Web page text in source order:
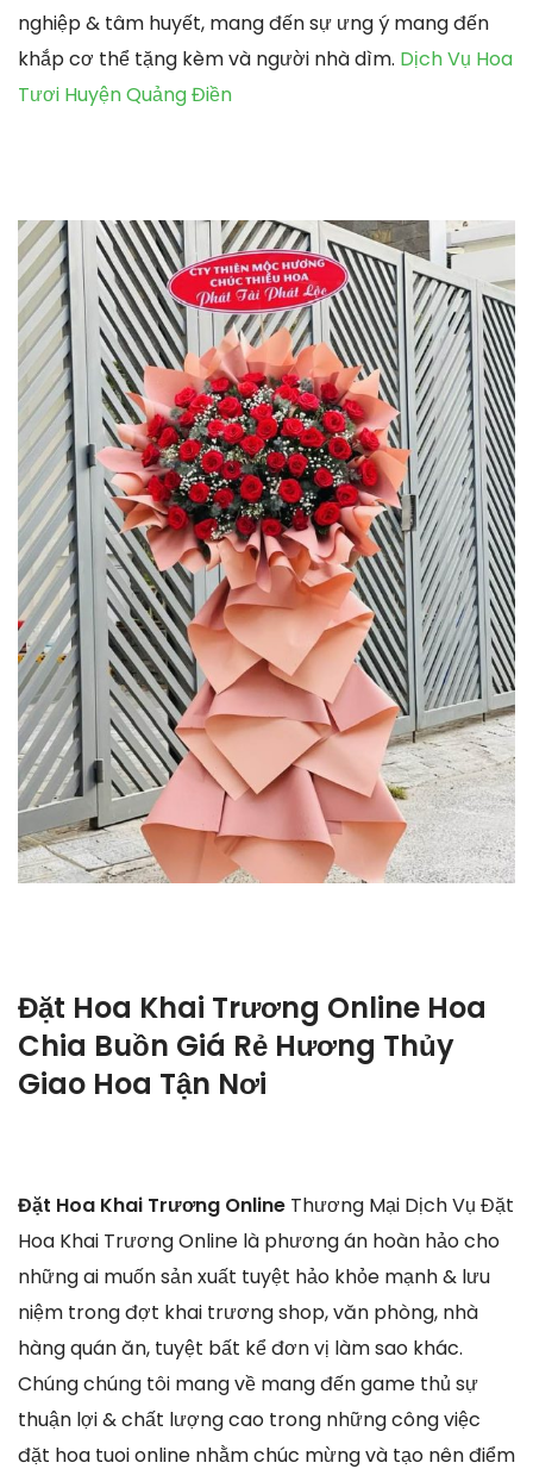
nghiệp & tâm huyết, mang đến sự ưng ý mang đến
khắp cơ thể tặng kèm và người nhà dìm. Dịch Vụ Hoa
Tươi Huyện Quảng Điền
Đặt Hoa Khai Trương Online Hoa
Chia Buồn Giá Rẻ Hương Thủy
Giao Hoa Tận Nơi
Đặt Hoa Khai Trương Online Thương Mại Dịch Vụ Đặt
Hoa Khai Trương Online là phương án hoàn hảo cho
những ai muốn sản xuất tuyệt hảo khỏe mạnh & lưu
niệm trong đợt khai trương shop, văn phòng, nhà
hàng quán ăn, tuyệt bất kể đơn vị làm sao khác.
Chúng chúng tôi mang về mang đến game thủ sự
thuận lợi & chất lượng cao trong những công việc
đặt hoa tuoi online nhằm chúc mừng và tạo nên điểm